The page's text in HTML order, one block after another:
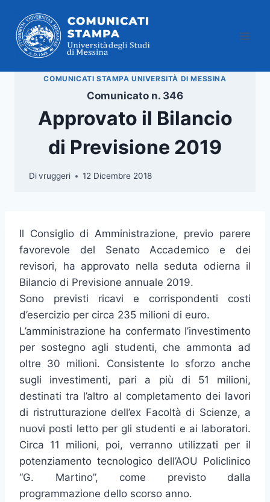
contenuto
COMUNICATI STAMPA UNIVERSITÀ DI MESSINA
Comunicato n. 346
Approvato il Bilancio
di Previsione 2019
Divruggeri 12 Dicembre 2018
Il Consiglio di Amministrazione, previo parere
favorevole del Senato Accademico e dei
revisori, ha approvato nella seduta odierna il
Bilancio di Previsione annuale 2019.
Sono previsti ricavi e corrispondenti costi
d’esercizio per circa 235 milioni di euro.
L’amministrazione ha confermato l’investimento
per sostegno agli studenti, che ammonta ad
oltre 30 milioni. Consistente lo sforzo anche
sugli investimenti, pari a più di 51 milioni,
destinati tra l’altro al completamento dei lavori
di ristrutturazione dell’ex Facoltà di Scienze, a
nuovi posti letto per gli studenti e ai laboratori.
Circa 11 milioni, poi, verranno utilizzati per il
potenziamento tecnologico dell’AOU Policlinico
“G. Martino”, come previsto dalla
programmazione dello scorso anno.